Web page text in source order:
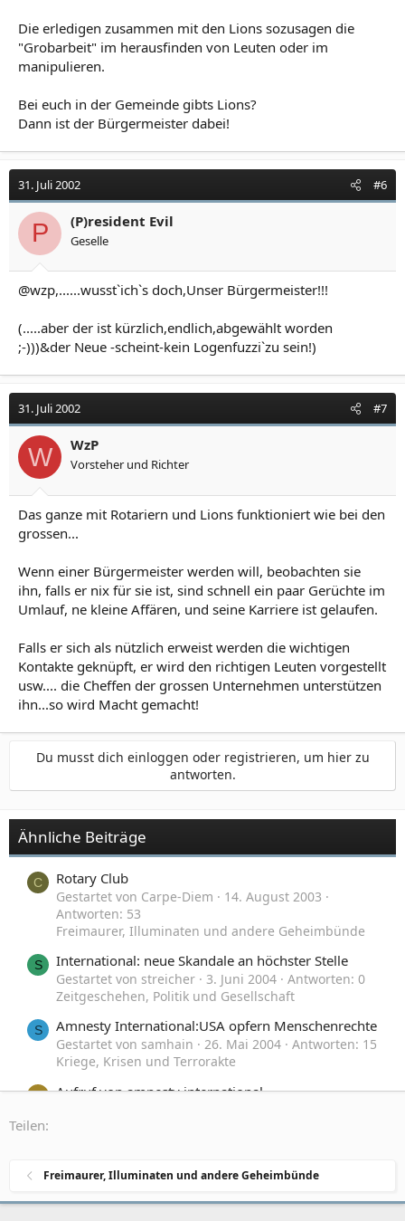
Die erledigen zusammen mit den Lions sozusagen die
"Grobarbeit" im herausfinden von Leuten oder im
manipulieren.
Bei euch in der Gemeinde gibts Lions?
Dann ist der Bürgermeister dabei!
31. Juli 2002 #6
P (P)resident Evil
Geselle
@wzp,......wusst`ich`s doch,Unser Bürgermeister!!!
(.....aber der ist kürzlich,endlich,abgewählt worden
;-)))&der Neue -scheint-kein Logenfuzzi`zu sein!)
31. Juli 2002 #7
W WzP
Vorsteher und Richter
Das ganze mit Rotariern und Lions funktioniert wie bei den
grossen...
Wenn einer Bürgermeister werden will, beobachten sie
ihn, falls er nix für sie ist, sind schnell ein paar Gerüchte im
Umlauf, ne kleine Affären, und seine Karriere ist gelaufen.
Falls er sich als nützlich erweist werden die wichtigen
Kontakte geknüpft, er wird den richtigen Leuten vorgestellt
usw.... die Cheffen der grossen Unternehmen unterstützen
ihn...so wird Macht gemacht!
Du musst dich einloggen oder registrieren, um hier zu
antworten.
Ähnliche Beiträge
C Rotary Club
Gestartet von Carpe-Diem
14. August 2003
Antworten: 53
Freimaurer, Illuminaten und andere Geheimbünde
S International: neue Skandale an höchster Stelle
Gestartet von streicher 3. Juni 2004
Antworten: 0
Zeitgeschehen, Politik und Gesellschaft
S Amnesty International:USA opfern Menschenrechte
Gestartet von samhain 26. Mai 2004
Antworten: 15
Kriege, Krisen und Terrorakte
M Aufruf von amnesty international
Teilen:
Freimaurer, Illuminaten und andere Geheimbünde